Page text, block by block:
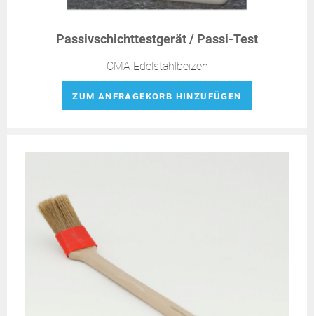
Passivschichttestgerät / Passi-Test
CMA Edelstahlbeizen
ZUM ANFRAGEKORB HINZUFÜGEN